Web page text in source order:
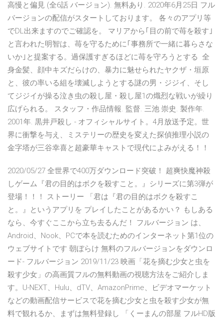
高慢と偏見 (全6話 バージョン). 無料あり. 2020年6月25日 フル
バージョンの配信がスタートしております。 各々のアプリ等
でDL出来ますのでご確認を。 マリアから｢目の前で苺を殺す｣
と言われた明智は、苺を守るために｢事務所で一緒に暮らさな
いか｣と提案する。過保護すぎるほどに苺を守ろうとする 全
身金髪、顔中キズだらけの、暴力に魅せられたヤクザ・垣原
と、彼の率いる組を壊滅しようとする謎の男・ジジイ、そし
てジジイが操る泣き虫の殺し屋・殺し屋1の熾烈な戦いが繰り
広げられる。 スタッフ・作品情報. 監督. 三池 崇史. 製作年.
2001年. 黒井戸殺し - オフィシャルサイト。4月放送予定。世
界に衝撃を与え、ミステリーの歴史を変えた探偵推理小説の
金字塔が三谷幸喜と超豪華キャストで現代によみがえる！！
2020/05/27 全世界で400万ダウンロード突破！ 超爽快魔神殺
しゲーム『君の目的はボクを殺すこと。』シリーズに第3弾が
登場！！！ ストーリー 「君は『君の目的はボクを殺すこ
と。』というアプリを プレイしたことがあるかい？ もしある
なら、今すぐここから立ち去るんだ！ フルバージョン は、
Android、Nook、PCで本を読むためのインターネット第1位の
ウェブサイトです 朝ぼらけ 無料のフルバージョンをダウンロ
ード- フルバージョン 2019/11/23 映画「花を摘む少女と虫を
殺す少女」の高画質フルの無料動画の視聴方法をご紹介しま
す。U-NEXT、Hulu、dTV、AmazonPrime、ビデオマーケット
などの動画配信サービスで花を摘む少女と虫を殺す少女が無
料で観れるか、まずは無料登録し 「くーまんの部屋 フルHD版